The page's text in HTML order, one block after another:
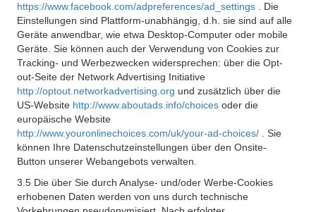
https://www.facebook.com/adpreferences/ad_settings
. Die
Einstellungen sind Plattform-unabhängig, d.h. sie sind auf alle
Geräte anwendbar, wie etwa Desktop-Computer oder mobile
Geräte. Sie können auch der Verwendung von Cookies zur
Tracking- und Werbezwecken widersprechen: über die Opt-
out-Seite der Network Advertising Initiative
http://optout.networkadvertising.org und zusätzlich über die
US-Website http://www.aboutads.info/choices oder die
europäische Website
http://www.youronlinechoices.com/uk/your-ad-choices/
. Sie
können Ihre Datenschutzeinstellungen über den Onsite-
Button unserer Webangebots verwalten.
3.5 Die über Sie durch Analyse- und/oder Werbe-Cookies
erhobenen Daten werden von uns durch technische